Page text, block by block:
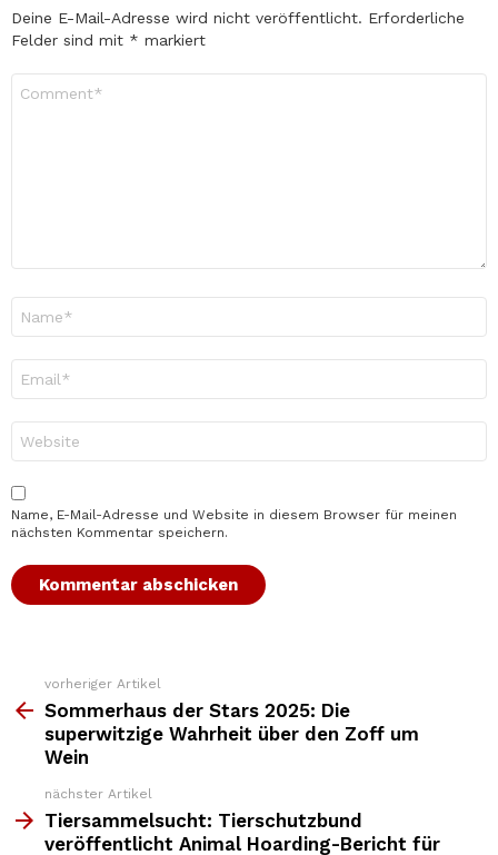
Deine E-Mail-Adresse wird nicht veröffentlicht. Erforderliche
Felder sind mit * markiert
Mail-
Adresse
*
Name, E-Mail-Adresse und Website in diesem Browser für meinen
nächsten Kommentar speichern.
Weitere
Top
News
vorheriger Artikel
Sommerhaus der Stars 2025: Die
superwitzige Wahrheit über den Zoff um
Wein
nächster Artikel
Tiersammelsucht: Tierschutzbund
veröffentlicht Animal Hoarding-Bericht für